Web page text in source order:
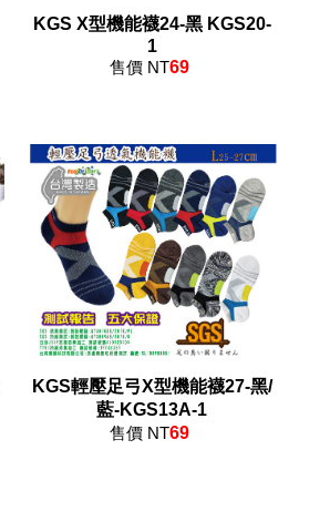
KGS X型機能襪24-黑 KGS20-
1
售價 NT69
KGS輕壓足弓X型機能襪27-黑/
藍-KGS13A-1
售價 NT69